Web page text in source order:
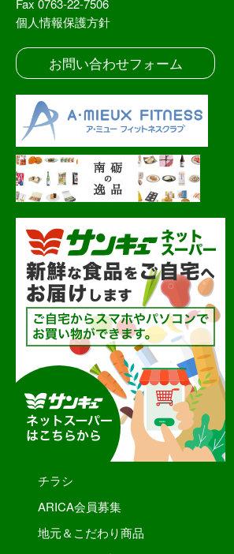
Fax 0763-22-7506
個人情報保護方針
お問い合わせフォーム
チラシ
ARICA会員募集
地元＆こだわり商品